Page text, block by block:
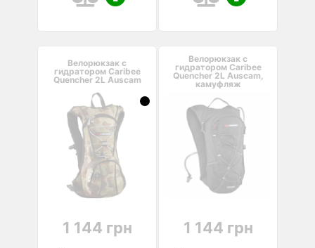
Велорюкзак с
гидратором Caribee
Quencher 2L Auscam
1 144 грн
Велорюкзак с
гидратором Caribee
Quencher 2L Auscam,
камуфляж
1 144 грн